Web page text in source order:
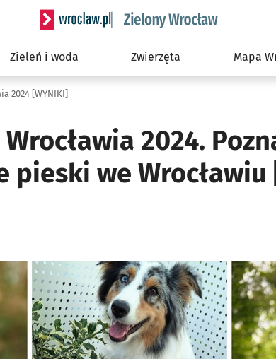
Serwis informacyjny wroclaw.pl podserwis:
Zieleń i woda Zwierzęta Mapa
2024 [WYNIKI]
2024.
we Wrocławiu